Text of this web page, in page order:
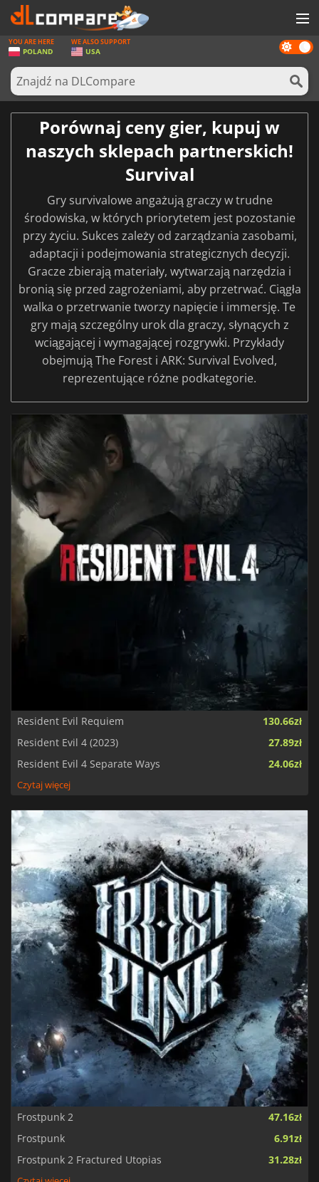
GRY
KARTY DO GIER
OPROGRAMOWANIE
REWARDS
SPRZĘT KOMPUTEROWY
ZALOGUJ SIĘ LUB ZAREJESTRUJ
Dark
mode
YOU ARE HERE
POLAND
WE ALSO SUPPORT
USA
Porównaj ceny gier, kupuj w
naszych sklepach partnerskich!
Survival
Gry survivalowe angażują graczy w trudne
środowiska, w których priorytetem jest pozostanie
przy życiu. Sukces zależy od zarządzania zasobami,
adaptacji i podejmowania strategicznych decyzji.
Gracze zbierają materiały, wytwarzają narzędzia i
bronią się przed zagrożeniami, aby przetrwać. Ciągła
walka o przetrwanie tworzy napięcie i immersję. Te
gry mają szczególny urok dla graczy, słynących z
wciągającej i wymagającej rozgrywki. Przykłady
obejmują The Forest i ARK: Survival Evolved,
reprezentujące różne podkategorie.
Resident Evil Requiem
130.66zł
Resident Evil 4 (2023)
27.89zł
Resident Evil 4 Separate Ways
24.06zł
Czytaj więcej
Frostpunk 2
47.16zł
Frostpunk
6.91zł
Frostpunk 2 Fractured Utopias
31.28zł